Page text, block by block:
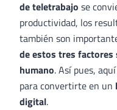
de teletrabajo se
productividad, los
también son
de estos tres factores
humano. Así pues,
para convertirte en un
digital.